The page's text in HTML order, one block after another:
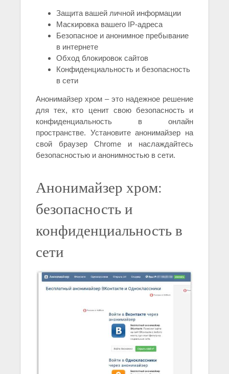
Защита вашей личной информации
Маскировка вашего IP-адреса
Безопасное и анонимное пребывание
в интернете
Обход блокировок сайтов
Конфиденциальность и безопасность
в сети
Анонимайзер хром – это надежное решение
для тех, кто ценит свою безопасность и
конфиденциальность в онлайн
пространстве. Установите анонимайзер на
свой браузер Chrome и наслаждайтесь
безопасностью и анонимностью в сети.
Анонимайзер хром:
безопасность и
конфиденциальность в
сети